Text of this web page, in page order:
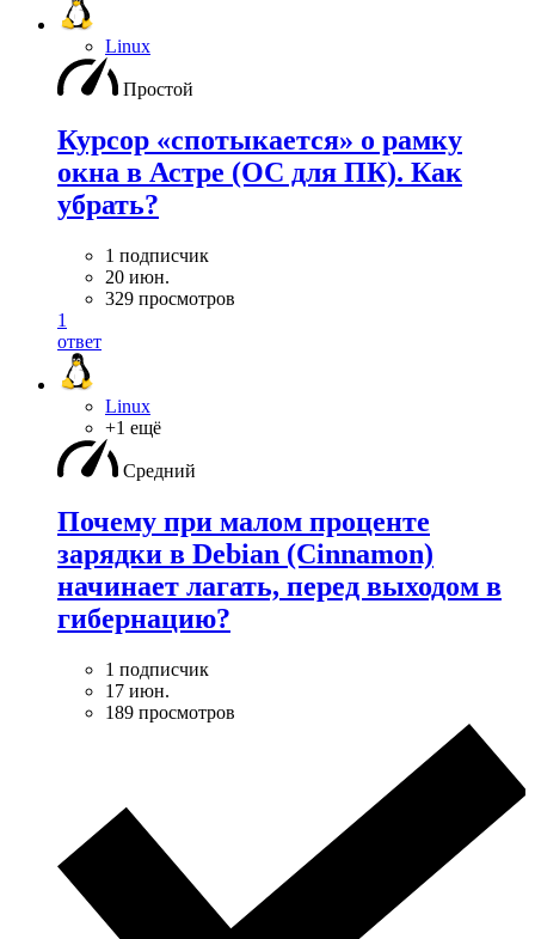
Linux
Простой
Курсор «спотыкается» о рамку
окна в Астре (ОС для ПК). Как
убрать?
1 подписчик
20 июн.
329 просмотров
1
ответ
Linux
+1 ещё
Средний
Почему при малом проценте
зарядки в Debian (Cinnamon)
начинает лагать, перед выходом в
гибернацию?
1 подписчик
17 июн.
189 просмотров